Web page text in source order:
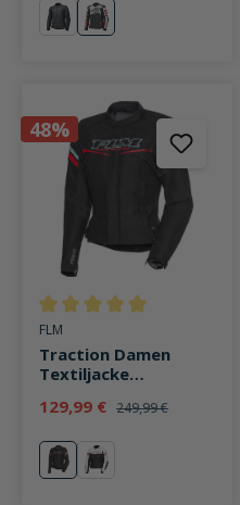
schwarzschwarz/weiß/rot
48%
Durchschnittliche
FLM
Traction Damen
Textiljacke
129,99 € 249,99 €
blauweiß